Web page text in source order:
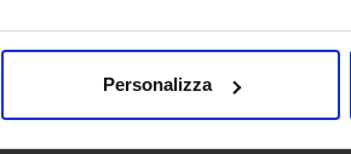
Personalizza